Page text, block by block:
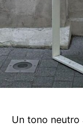
Un tono neutro